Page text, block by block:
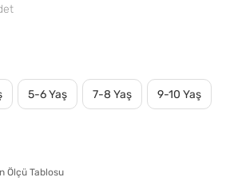
5-6 Yaş 7-8 Yaş 9-10 Yaş
Ölçü Tablosu